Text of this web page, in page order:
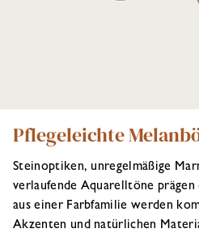
Pflegeleichte
Steinoptiken, unregelmäßige
verlaufende Aquarelltöne prägen
aus einer Farbfamilie werden
Akzenten und natürlichen